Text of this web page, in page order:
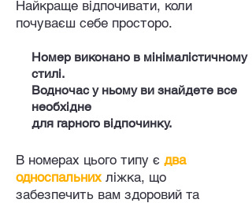
Найкраще відпочивати, коли
почуваєш себе просторо.
Номер виконано в мінімалістичному
стилі.
Водночас у ньому ви знайдете все
необхідне
для гарного відпочинку.
В номерах цього типу є два
односпальних ліжка, що
забезпечить вам здоровий та